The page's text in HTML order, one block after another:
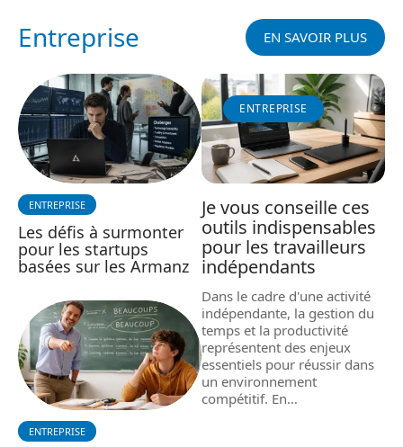
Entreprise EN SAVOIR PLUS
ENTREPRISE
Les défis à surmonter
pour les startups
basées sur les Armanz
ENTREPRISE
ENTREPRISE
Je vous conseille ces
outils indispensables
pour les travailleurs
indépendants
Dans le cadre d'une activité
indépendante, la gestion du
temps et la productivité
représentent des enjeux
essentiels pour réussir dans
un environnement
compétitif. En…